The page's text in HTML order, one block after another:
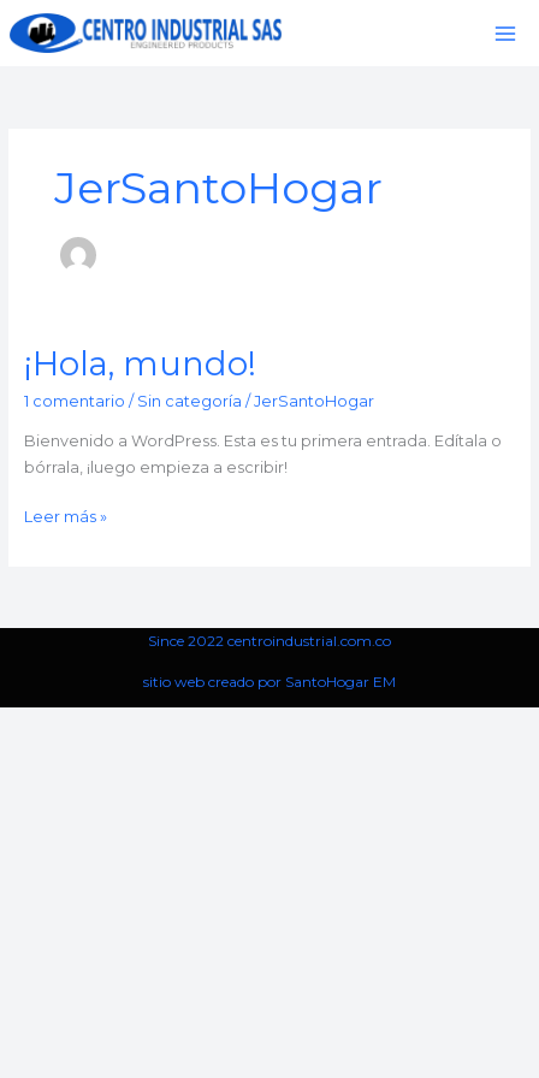
al
JerSantoHogar
¡Hola, mundo!
1 comentario / Sin categoría / JerSantoHogar
Bienvenido a WordPress. Esta es tu primera entrada. Edítala o
bórrala, ¡luego empieza a escribir!
¡Hola,
mundo!
Leer más »
Since 2022 centroindustrial.com.co
sitio web creado por SantoHogar EM